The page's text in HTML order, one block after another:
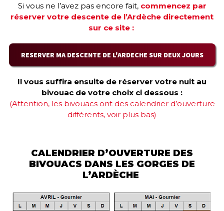
Si vous ne l’avez pas encore fait, commencez par
réserver votre descente de l’Ardèche directement
sur ce site :
RESERVER MA DESCENTE DE L'ARDECHE SUR DEUX JOURS
Il vous suffira ensuite de réserver votre nuit au
bivouac de votre choix ci dessous :
(Attention, les bivouacs ont des calendrier d’ouverture
différents, voir plus bas)
CALENDRIER D’OUVERTURE DES
BIVOUACS DANS LES GORGES DE
L’ARDÈCHE